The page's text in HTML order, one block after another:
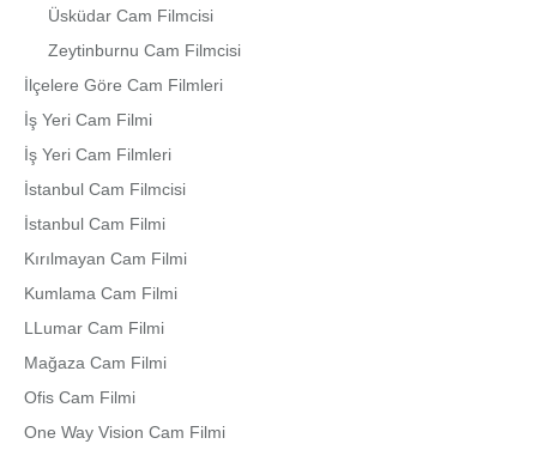
Üsküdar Cam Filmcisi
Zeytinburnu Cam Filmcisi
İlçelere Göre Cam Filmleri
İş Yeri Cam Filmi
İş Yeri Cam Filmleri
İstanbul Cam Filmcisi
İstanbul Cam Filmi
Kırılmayan Cam Filmi
Kumlama Cam Filmi
LLumar Cam Filmi
Mağaza Cam Filmi
Ofis Cam Filmi
One Way Vision Cam Filmi